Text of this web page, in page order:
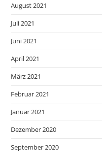
August 2021
Juli 2021
Juni 2021
April 2021
März 2021
Februar 2021
Januar 2021
Dezember 2020
September 2020